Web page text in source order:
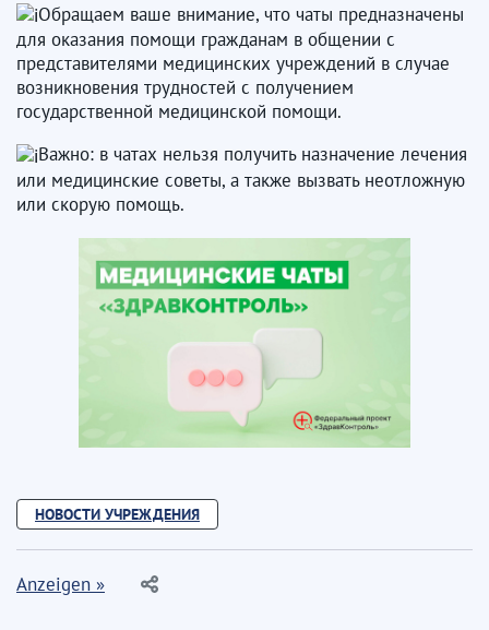
Обращаем ваше внимание, что чаты предназначены
для оказания помощи гражданам в общении с
представителями медицинских учреждений в случае
возникновения трудностей с получением
государственной медицинской помощи.
Важно: в чатах нельзя получить назначение лечения
или медицинские советы, а также вызвать неотложную
или скорую помощь.
НОВОСТИ УЧРЕЖДЕНИЯ
Anzeigen »